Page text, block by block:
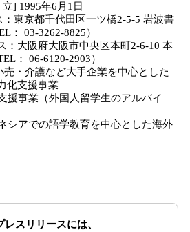
年6月1日
東京都千代田区一ツ橋2-5-5 岩波書
： 03-3262-8825）
府大阪市中央区本町2-6-10 本
： 06-6120-2903）
・介護など大手企業を中心とした
化支援事業
（外国人留学生のアルバイ
語学教育を中心とした海外
レスリリースには、